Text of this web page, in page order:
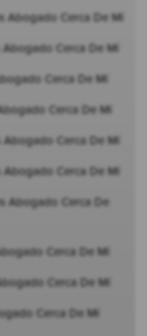
Abogado Cerca De Mí
Abogado Cerca De Mí
Cerca De Mí
Cerca De Mí
Abogado Cerca De Mí
Abogado Cerca De Mí
Abogado Cerca De
Cerca De Mí
Cerca De Mí
Cerca De Mí